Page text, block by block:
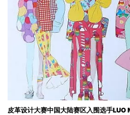
皮革设计大赛中国大陆赛区入围选手LUO